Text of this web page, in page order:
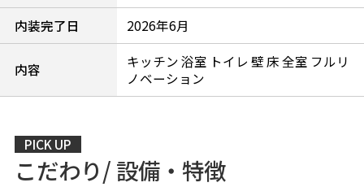
内装完了日
2026年6月
内容
キッチン 浴室 トイレ 壁 床 全室 フルリ
ノベーション
PICK UP
こだわり/ 設備・特徴